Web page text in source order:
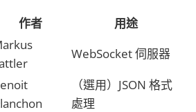
作者
用途
WebSocket 伺服器
（選用）JSON 格式
處理